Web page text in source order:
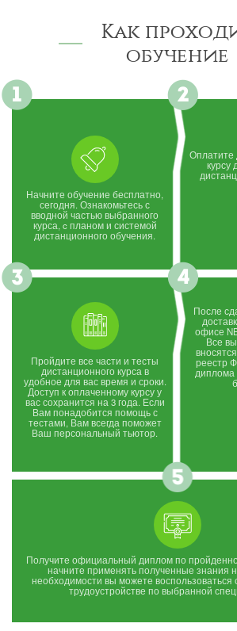
Как
обучение
Начните обучение бесплатно,
сегодня. Ознакомьтесь с
вводной частью выбранного
курса, c планом и системой
дистанционного обучения.
Оплатите
курсу
Пройдите все части и тесты
дистанционного курса в
удобное для вас время и сроки.
Доступ к оплаченному курсу у
вас сохранится на 3 года. Если
Вам понадобится помощь с
тестами, Вам всегда поможет
Ваш персональный тьютор.
После
офисе
Все
реестр
диплома
Получите официальный диплом по
начните применять полученные знания
необходимости вы можете
трудоустройстве по выбранной